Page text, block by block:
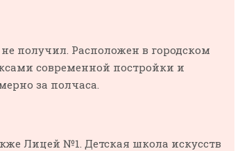
получил. Расположен в городском
современной постройки и
за полчаса.
Лицей №1. Детская школа искусств